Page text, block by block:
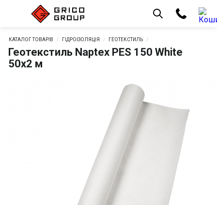
КАТАЛОГ ТОВАРІВ ГІДРОІЗОЛЯЦІЯ ГЕОТЕКСТИЛЬ
Геотекстиль Naptex PES 150 White
50х2 м